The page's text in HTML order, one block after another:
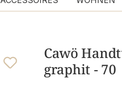
Cawö
graphit - 70